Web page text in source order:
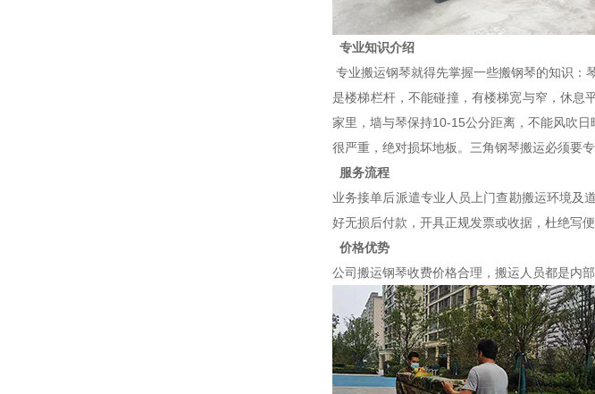
专业知识介绍
专业搬运钢琴就得先掌握一些搬钢琴的知识：
是楼梯栏杆，不能碰撞，有楼梯宽与窄，休息
家里，墙与琴保持10-15公分距离，不能风吹
很严重，绝对损坏地板。三角钢琴搬运必须要
服务流程
业务接单后派遣专业人员上门查勘搬运环境及
好无损后付款，开具正规发票或收据，杜绝写
价格优势
公司搬运钢琴收费价格合理，搬运人员都是内